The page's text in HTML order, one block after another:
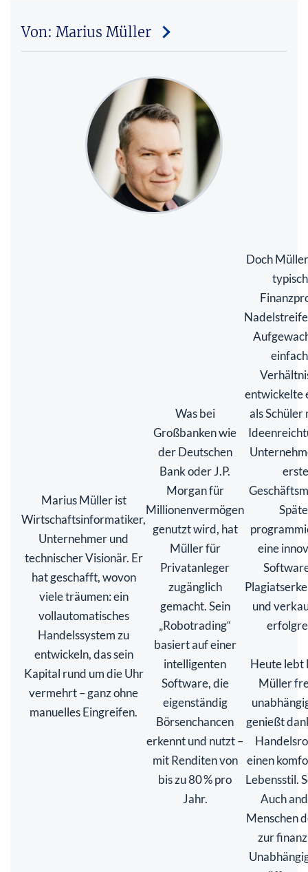
Von: Marius Müller
Marius Müller ist
Wirtschaftsinformatiker,
Unternehmer und
technischer Visionär. Er
hat geschafft, wovon
viele träumen: ein
vollautomatisches
Handelssystem zu
entwickeln, das sein
Kapital rund um die Uhr
vermehrt – ganz ohne
manuelles Eingreifen.
Was bei
Großbanken wie
der Deutschen
Bank oder J.P.
Morgan für
Millionenvermögen
genutzt wird, hat
Müller für
Privatanleger
zugänglich
gemacht. Sein
„Robotrading“
basiert auf einer
intelligenten
Software, die
eigenständig
Börsenchancen
erkennt und nutzt –
mit Renditen von
bis zu 80 % pro
Jahr.
Doch
entwickelte
als Schüler
erste
eine
und
Heute lebt
Müller
genießt
einen
Lebensstil.
Auch
Menschen
zur